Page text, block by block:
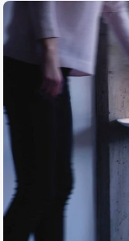
Gå
til
slutten
bildegalleri